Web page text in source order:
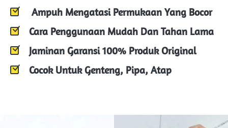
Ampuh Mengatasi Permukaan Yang Bocor
Cara Penggunaan Mudah Dan Tahan Lama
Jaminan Garansi 100% Produk Original
Cocok Untuk Genteng, Pipa, Atap